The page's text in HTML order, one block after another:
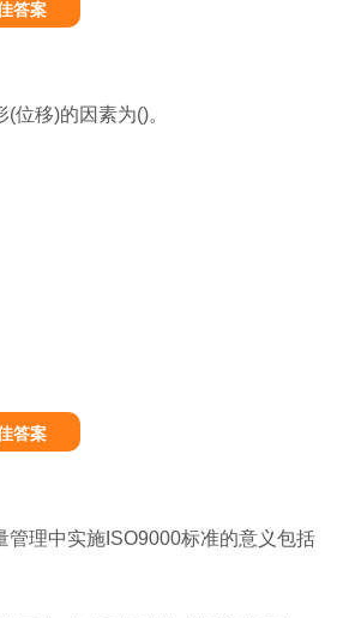
答案
位移)的因素为()。
答案
管理中实施ISO9000标准的意义包括